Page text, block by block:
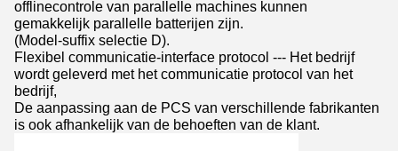
offlinecontrole van parallelle machines kunnen
gemakkelijk parallelle batterijen zijn.
(Model-suffix selectie D).
Flexibel communicatie-interface protocol --- Het bedrijf
wordt geleverd met het communicatie protocol van het
bedrijf,
De aanpassing aan de PCS van verschillende fabrikanten
is ook afhankelijk van de behoeften van de klant.